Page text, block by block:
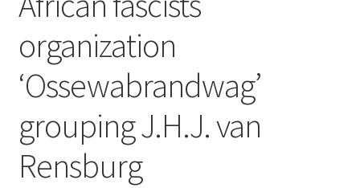
organization
‘Ossewabrandwag’
grouping J.H.J. van
Rensburg